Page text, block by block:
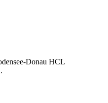
Donau HCL